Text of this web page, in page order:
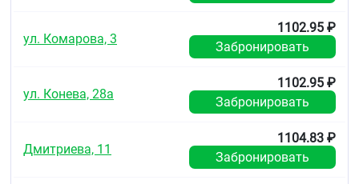
ул. Комарова, 3
1102.95 ₽
Забронировать
ул. Конева, 28а
1102.95 ₽
Забронировать
Дмитриева, 11
1104.83 ₽
Забронировать